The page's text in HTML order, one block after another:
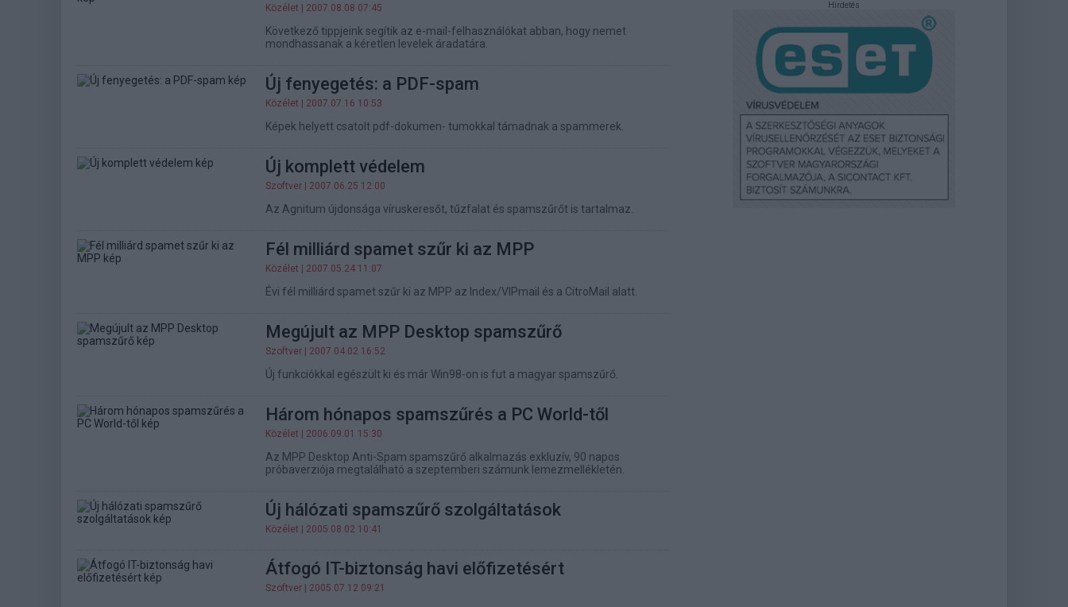
Közélet | 2007.08.08 07:45
Következő tippjeink segítik az e-mail-felhasználókat abban, hogy nemet
mondhassanak a kéretlen levelek áradatára.
Új fenyegetés: a PDF-spam
Közélet | 2007.07.16 10:53
Képek helyett csatolt pdf-dokumen- tumokkal támadnak a spammerek.
Új komplett védelem
Szoftver | 2007.06.25 12:00
Az Agnitum újdonsága víruskeresőt, tűzfalat és spamszűrőt is tartalmaz.
Fél milliárd spamet szűr ki az MPP
Közélet | 2007.05.24 11:07
Évi fél milliárd spamet szűr ki az MPP az Index/VIPmail és a CitroMail alatt.
Megújult az MPP Desktop spamszűrő
Szoftver | 2007.04.02 16:52
Új funkciókkal egészült ki és már Win98-on is fut a magyar spamszűrő.
Három hónapos spamszűrés a PC World-től
Közélet | 2006.09.01 15:30
Az MPP Desktop Anti-Spam spamszűrő alkalmazás exkluzív, 90 napos
próbaverziója megtalálható a szeptemberi számunk lemezmellékletén.
Új hálózati spamszűrő szolgáltatások
Közélet | 2005.08.02 10:41
Átfogó IT-biztonság havi előfizetésért
Szoftver | 2005.07.12 09:21
Hirdetés